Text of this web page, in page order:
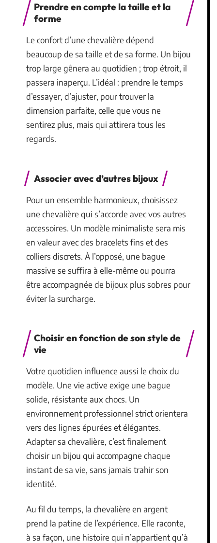
Prendre en compte la taille et la
forme
Le confort d’une chevalière dépend
beaucoup de sa taille et de sa forme. Un bijou
trop large gênera au quotidien ; trop étroit, il
passera inaperçu. L’idéal : prendre le temps
d’essayer, d’ajuster, pour trouver la
dimension parfaite, celle que vous ne
sentirez plus, mais qui attirera tous les
regards.
Associer avec d’autres bijoux
Pour un ensemble harmonieux, choisissez
une chevalière qui s’accorde avec vos autres
accessoires. Un modèle minimaliste sera mis
en valeur avec des bracelets fins et des
colliers discrets. À l’opposé, une bague
massive se suffira à elle-même ou pourra
être accompagnée de bijoux plus sobres pour
éviter la surcharge.
Choisir en fonction de son style de
vie
Votre quotidien influence aussi le choix du
modèle. Une vie active exige une bague
solide, résistante aux chocs. Un
environnement professionnel strict orientera
vers des lignes épurées et élégantes.
Adapter sa chevalière, c’est finalement
choisir un bijou qui accompagne chaque
instant de sa vie, sans jamais trahir son
identité.
Au fil du temps, la chevalière en argent
prend la patine de l’expérience. Elle raconte,
à sa façon, une histoire qui n’appartient qu’à